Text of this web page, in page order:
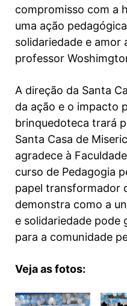
compromisso com a
uma ação
solidariedade e amor
professor
A direção da Santa
da ação e o impacto
brinquedoteca trará
Santa Casa de
agradece à
curso de Pedagogia
papel transformador
demonstra como a
e solidariedade
para a comunidade
Veja as fotos: